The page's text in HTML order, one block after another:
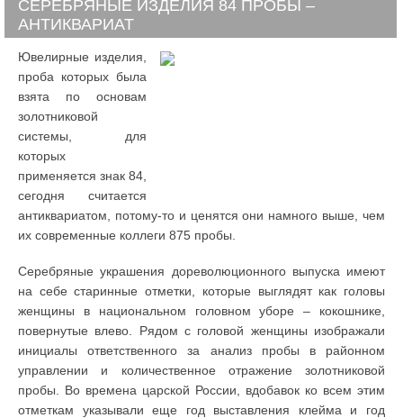
СЕРЕБРЯНЫЕ ИЗДЕЛИЯ 84 ПРОБЫ –
АНТИКВАРИАТ
Ювелирные изделия,
проба которых была
взята по основам
золотниковой
системы, для
которых
применяется знак 84,
сегодня считается
антиквариатом, потому-то и ценятся они намного выше, чем
их современные коллеги 875 пробы.
Серебряные украшения дореволюционного выпуска имеют
на себе старинные отметки, которые выглядят как головы
женщины в национальном головном уборе – кокошнике,
повернутые влево. Рядом с головой женщины изображали
инициалы ответственного за анализ пробы в районном
управлении и количественное отражение золотниковой
пробы. Во времена царской России, вдобавок ко всем этим
отметкам указывали еще год выставления клейма и год